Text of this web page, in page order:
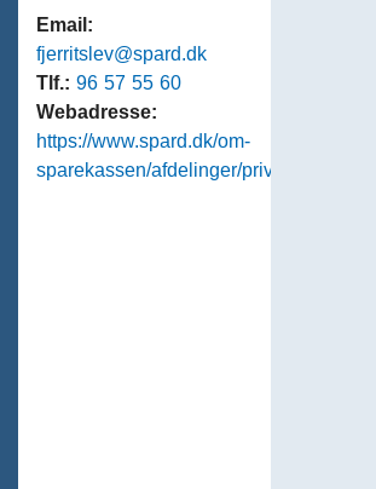
Email:
fjerritslev@spard.dk
Tlf.:96 57 55 60
Webadresse:
https://www.spard.dk/om-
sparekassen/afdelinger/privatafdelinger/